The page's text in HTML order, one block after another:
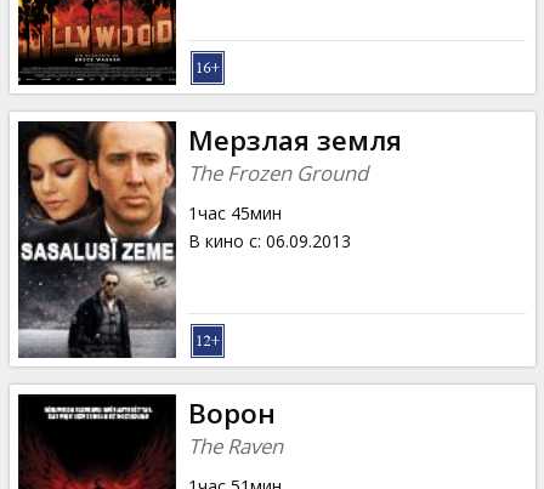
Мерзлая земля
The Frozen Ground
1час 45мин
В кино с: 06.09.2013
Ворон
The Raven